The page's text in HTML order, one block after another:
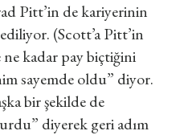
Pitt’in de kariyerinin
(Scott’a Pitt’in
kadar pay biçtiğini
sayemde oldu” diyor.
bir şekilde de
diyerek geri adım